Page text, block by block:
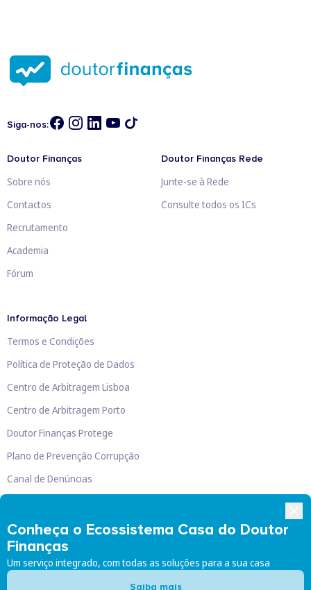
Conheça o Ecossistema Casa do Doutor
Finanças
Um serviço integrado, com todas as soluções para a sua casa
Saiba mais
Siga-nos:
Doutor Finanças
Sobre nós
Contactos
Recrutamento
Academia
Fórum
Doutor Finanças Rede
Junte-se à Rede
Consulte todos os ICs
Informação Legal
Termos e Condições
Política de Proteção de Dados
Centro de Arbitragem Lisboa
Centro de Arbitragem Porto
Doutor Finanças Protege
Plano de Prevenção Corrupção
Canal de Denúncias
Doutor Finanças, Lda